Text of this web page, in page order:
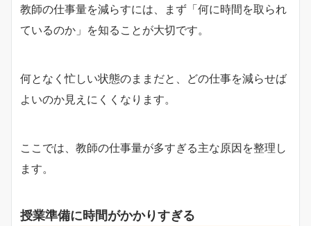
教師の仕事量を減らすには、まず「何に時間を取られ
ているのか」を知ることが大切です。
何となく忙しい状態のままだと、どの仕事を減らせば
よいのか見えにくくなります。
ここでは、教師の仕事量が多すぎる主な原因を整理し
ます。
授業準備に時間がかかりすぎる